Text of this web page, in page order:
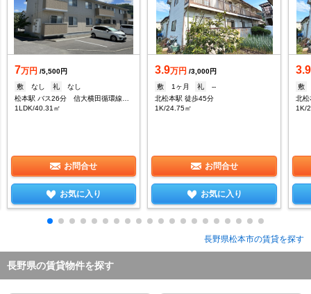
7万円 /5,500円
敷
なし 礼
なし
1LDK/40.31㎡
お問合せ
お気に入り
3.9万円 /3,000円
敷
1ヶ月 礼
--
北松本駅 徒歩45分
1K/24.75㎡
お問合せ
お気に入り
3.9
敷
北
1K/
長野県松本市の賃貸を探す
長野県の賃貸物件を探す